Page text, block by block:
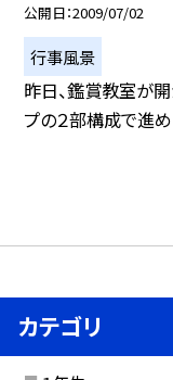
公開日 2009/07/02
行事風景
昨日、鑑賞教室が開
プの２部構成で進め
カテゴリ